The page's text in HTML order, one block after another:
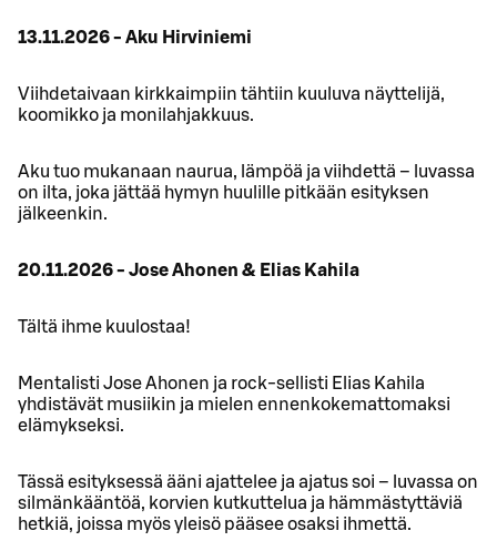
13.11.2026 - Aku Hirviniemi
Viihdetaivaan kirkkaimpiin tähtiin kuuluva näyttelijä,
koomikko ja monilahjakkuus.
Aku tuo mukanaan naurua, lämpöä ja viihdettä – luvassa
on ilta, joka jättää hymyn huulille pitkään esityksen
jälkeenkin.
20.11.2026 - Jose Ahonen & Elias Kahila
Tältä ihme kuulostaa!
Mentalisti Jose Ahonen ja rock-sellisti Elias Kahila
yhdistävät musiikin ja mielen ennenkokemattomaksi
elämykseksi.
Tässä esityksessä ääni ajattelee ja ajatus soi – luvassa on
silmänkääntöä, korvien kutkuttelua ja hämmästyttäviä
hetkiä, joissa myös yleisö pääsee osaksi ihmettä.